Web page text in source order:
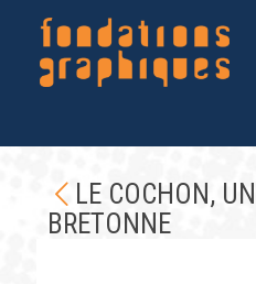
LE COCHON,
BRETONNE